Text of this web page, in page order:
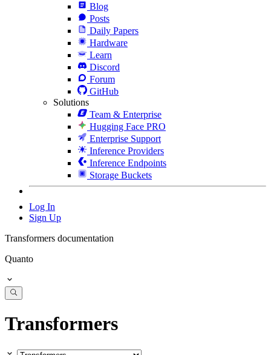
Blog
Posts
Daily Papers
Hardware
Learn
Discord
Forum
GitHub
Solutions
Team & Enterprise
Hugging Face PRO
Enterprise Support
Inference Providers
Inference Endpoints
Storage Buckets
Log In
Sign Up
Transformers documentation
Quanto
Transformers